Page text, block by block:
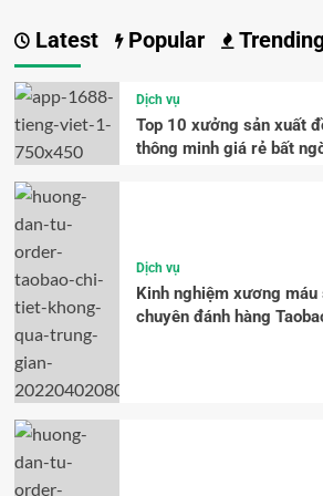
Latest Popular
Dịch vụ
Top 10 xưởng sản xuất
thông minh giá rẻ bất
Dịch vụ
Kinh nghiệm xương máu
chuyên đánh hàng